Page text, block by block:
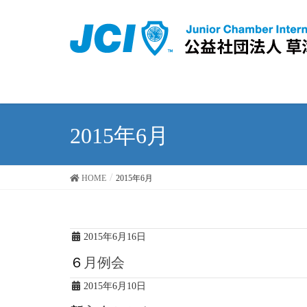
2015年6月
HOME 2015年6月
2015年6月16日
６月例会
2015年6月10日